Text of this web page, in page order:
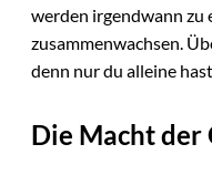
werden irgendwann zu
zusammenwachsen.
denn nur du alleine
Die Macht der